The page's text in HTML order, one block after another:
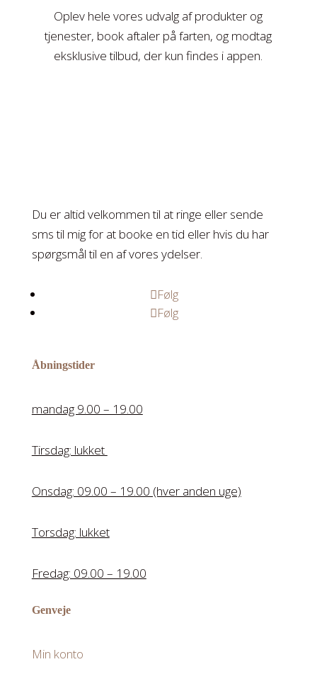
Oplev hele vores udvalg af produkter og
tjenester, book aftaler på farten, og modtag
eksklusive tilbud, der kun findes i appen.
Du er altid velkommen til at ringe eller sende
sms til mig for at booke en tid eller hvis du har
spørgsmål til en af vores ydelser.
Følg
Følg
Åbningstider
mandag 9.00 – 19.00
Tirsdag: lukket
Onsdag: 09.00 – 19.00 (hver anden uge)
Torsdag: lukket
Fredag: 09.00 – 19.00
Genveje
Min konto